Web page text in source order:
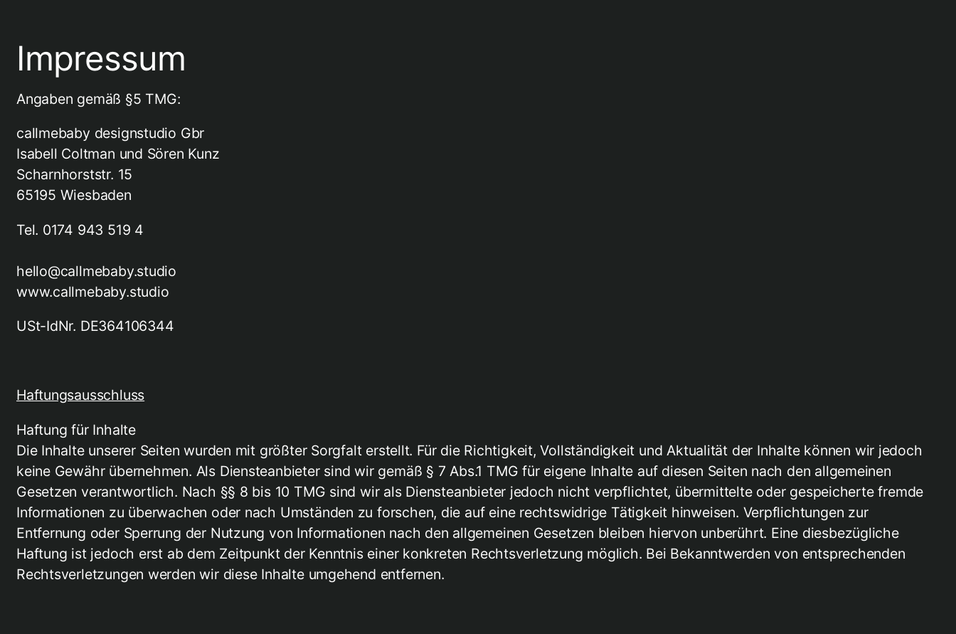
Impressum
Angaben gemäß §5 TMG:
callmebaby designstudio Gbr
Isabell Coltman und Sören Kunz
Scharnhorststr. 15
65195 Wiesbaden
Tel. 0174 943 519 4
hello@callmebaby.studio​
www.callmebaby.studio​
USt-IdNr. DE364106344
​Haftungsausschluss
Haftung für Inhalte
Die Inhalte unserer Seiten wurden mit größter Sorgfalt erstellt. Für die Richtigkeit, Vollständigkeit und Aktualität der Inhalte können wir jedoch
keine Gewähr übernehmen. Als Diensteanbieter sind wir gemäß § 7 Abs.1 TMG für eigene Inhalte auf diesen Seiten nach den allgemeinen
Gesetzen verantwortlich. Nach §§ 8 bis 10 TMG sind wir als Diensteanbieter jedoch nicht verpflichtet, übermittelte oder gespeicherte fremde
Informationen zu überwachen oder nach Umständen zu forschen, die auf eine rechtswidrige Tätigkeit hinweisen. Verpflichtungen zur
Entfernung oder Sperrung der Nutzung von Informationen nach den allgemeinen Gesetzen bleiben hiervon unberührt. Eine diesbezügliche
Haftung ist jedoch erst ab dem Zeitpunkt der Kenntnis einer konkreten Rechtsverletzung möglich. Bei Bekanntwerden von entsprechenden
Rechtsverletzungen werden wir diese Inhalte umgehend entfernen.